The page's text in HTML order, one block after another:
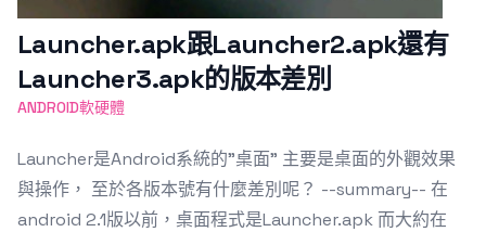
Launcher.apk跟Launcher2.apk還有
Launcher3.apk的版本差別
ANDROID軟硬體
Launcher是Android系統的"桌面" 主要是桌面的外觀效果
與操作， 至於各版本號有什麼差別呢？ --summary-- 在
android 2.1版以前，桌面程式是Launcher.apk 而大約在